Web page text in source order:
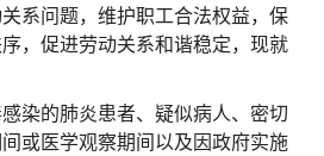
系问题，维护职工合法权益，保
，促进劳动关系和谐稳定，现就
染的肺炎患者、疑似病人、密切
或医学观察期间以及因政府实施